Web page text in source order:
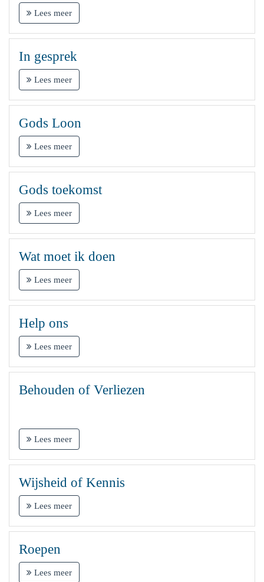
Lees meer
In gesprek
Lees meer
Gods Loon
Lees meer
Gods toekomst
Lees meer
Wat moet ik doen
Lees meer
Help ons
Lees meer
Behouden of Verliezen
Lees meer
Wijsheid of Kennis
Lees meer
Roepen
Lees meer